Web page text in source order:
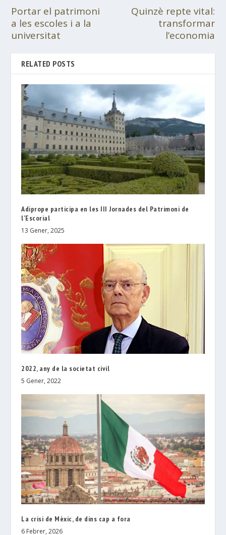
Portar el patrimoni
a les escoles i a la
universitat
Quinzè repte vital:
transformar
l’economia
RELATED POSTS
Adiprope participa en les III Jornades del Patrimoni de
l’Escorial
13 Gener, 2025
2022, any de la societat civil
5 Gener, 2022
La crisi de Mèxic, de dins cap a fora
6 Febrer, 2026